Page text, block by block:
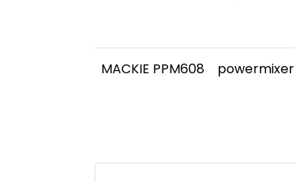
MACKIE PPM608 powermixer